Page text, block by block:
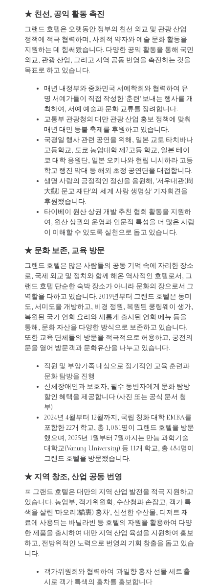
★ 친선, 공익 활동 촉진
그랜드 호텔은 오랫동안 정부의 친선 외교 및 관광 산업
정책에 적극 협력하며, 사회적 약자와 예술 문화 활동을
지원하는 데 힘써왔습니다. 다양한 공익 활동을 통해 국민
외교, 관광 산업, 그리고 지역 공동 번영을 촉진하는 것을
목표로 하고 있습니다.
매년 내정부와 중화민국 서예학회와 협력하여 유
명 서예가들이 직접 작성한 '춘련' 보내는 행사를 개
최하여, 서예 예술과 문화 교류를 장려합니다.
교통부 관광청의 대만 관광 산업 홍보 정책에 맞춰
매년 대만 등불 축제를 후원하고 있습니다.
국경일 행사 관련 공연을 위해, 일본 교토 타치바나
고등학교, 도쿄 농업대학 제2고등 학교, 일본 테이
쿄 대학 응원단, 일본 오키나와 현립 니시하라 고등
학교 행진 악대 등 해외 초정 공연단을 대접합니다.
생명 사랑의 긍정적인 정신을 응원해, '저우대관(周
大觀) 문교 재단'의 '세계 사랑 생명상' 기자회견을
후원했습니다.
타이베이 원산 상권 개발 추친 협회 활동을 지원하
여, 원산 상권의 운영과 인문적 특성을 더 많은 사람
이 이해할 수 있도록 실천으로 돕고 있습니다.
★ 문화 보존, 교육 방문
그랜드 호텔은 많은 사람들의 공동 기억 속에 자리한 장소
로, 국제 외교 및 정치와 함께 해온 역사적인 호텔로서, 그
랜드 호텔 단순한 숙박 장소가 아니라 문화의 장으로서 그
역할을 다하고 있습니다. 2019년부터 그랜드 호텔은 동미
도, 서미도을 개방하고, 비경 정원, 복원된 쿵링웨이 생가,
복원된 국가 연회 요리와 새롭게 출시된 연회 메뉴 등을
통해, 문화 자산을 다양한 방식으로 보존하고 있습니다.
또한 교육 단체들의 방문을 적극적으로 허용하고, 궁전의
문을 열어 방문객과 문화유산을 나누고 있습니다.
직원 및 부양가족 대상으로 정기적인 교육 훈련과
문화 탐방을 진행
신체장애인과 보호자, 필수 동반자에게 문화 탐방
할인 혜택을 제공합니다 (사진 또는 공식 문서 첨
부)
2024년 4월부터 12월까지, 국립 칭화 대학 EMBA를
포함한 22개 학교, 총 1,081명이 그랜드 호텔을 방문
했으며, 2025년 1월부터 7월까지는 만능 과학기술
대학교(Vanung University) 등 11개 학교, 총 484명이
그랜드 호텔을 방문했습니다.
★ 지역 창조, 산업 공동 번영
ㅍ 그랜드 호텔은 대만의 지역 산업 발전을 적극 지원하고
있습니다. 농업부, 객가위원회, 수산청과 손잡고, 객가 특
색을 살린 '마오리(貓裏) 홍차', 신선한 수산물, 디저트 재
료에 사용되는 바닐라빈 등 호텔의 자원을 활용하여 다양
한 제품을 출시하여 대만 지역 산업 육성을 지원하여 홍보
하고, 전방위적인 노력으로 번영의 기회 창출을 돕고 있습
니다.
객가위원회와 협력하여 '과일향 홍차 선물 세트'출
시로 객가 특색의 홍차를 홍보합니다